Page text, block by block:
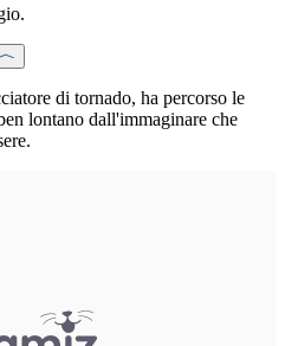
di tornado, ha percorso le
lontano dall'immaginare che